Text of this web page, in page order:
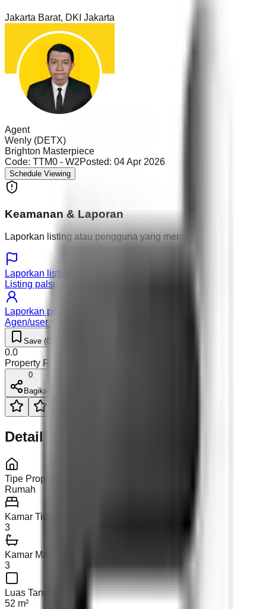
Jakarta Barat, DKI Jakarta
Agent
Wenly (DETX)
Brighton Masterpiece
Code: TTM0 - W2Posted: 04 Apr 2026
Schedule Viewing
Keamanan & Laporan
Laporkan listing atau pengguna yang mencurigakan.
Laporkan listing
Listing palsu atau detail salah
Laporkan pengguna
Agen/user mencurigakan
Save (0
0.0
Property Rating (
0
Bagikan
Detail Properti
Tipe Properti
Rumah
Kamar Tidur
3
Kamar Mandi
3
Luas Tanah
52 m²